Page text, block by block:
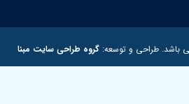
باشد. طراحی و توسعه: گروه طراحی سایت مبنا